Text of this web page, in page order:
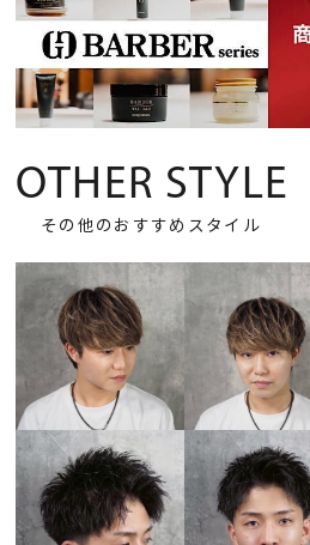
OTHER STYLE
その他のおすすめスタイル